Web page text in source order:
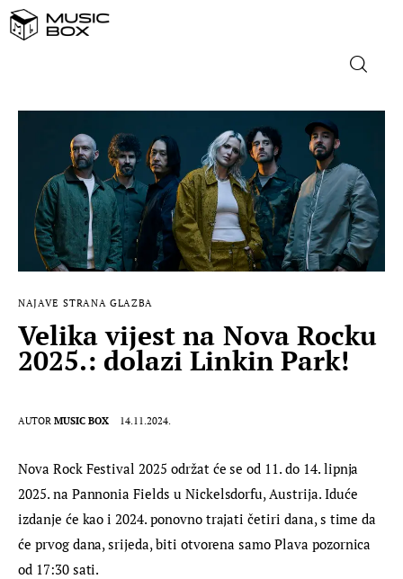
NASLOVNICA
DOMAĆA GLAZBA
STRANA GLAZBA
FILM
MUSIC BOX
NAJAVE STRANA GLAZBA
Velika vijest na Nova Rocku
2025.: dolazi Linkin Park!
AUTOR MUSIC BOX 14.11.2024.
Nova Rock Festival 2025 održat će se od 11. do 14. lipnja
2025. na Pannonia Fields u Nickelsdorfu, Austrija. Iduće
izdanje će kao i 2024. ponovno trajati četiri dana, s time da
će prvog dana, srijeda, biti otvorena samo Plava pozornica
od 17:30 sati.